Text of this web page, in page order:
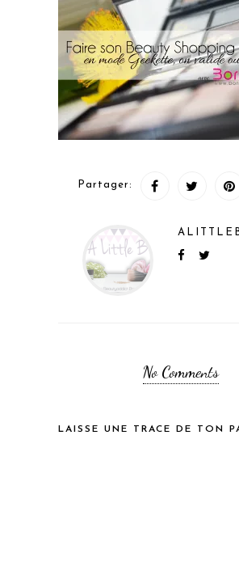
Partager:
No Comments
LAISSE UNE TRACE DE TON